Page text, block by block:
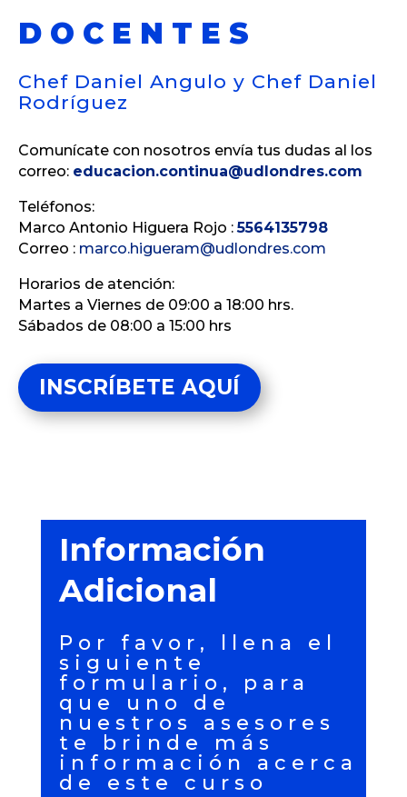
DOCENTES
Chef Daniel Angulo y Chef Daniel
Rodríguez
Comunícate con nosotros envía tus dudas al los
correo: educacion.continua@udlondres.com
Teléfonos:
Marco Antonio Higuera Rojo :5564135798
Correo : marco.higueram@udlondres.com
Horarios de atención:
Martes a Viernes de 09:00 a 18:00 hrs.
Sábados de 08:00 a 15:00 hrs
INSCRÍBETE AQUÍ
Información
Adicional
Por favor, llena el
siguiente
formulario, para
que uno de
nuestros asesores
te brinde más
información acerca
de este curso